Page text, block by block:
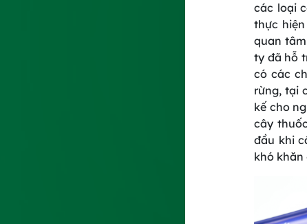
các loại
thực
quan
ty đã hỗ
có các
rừng, tại
kế cho
cây
đầu khi
khó khăn